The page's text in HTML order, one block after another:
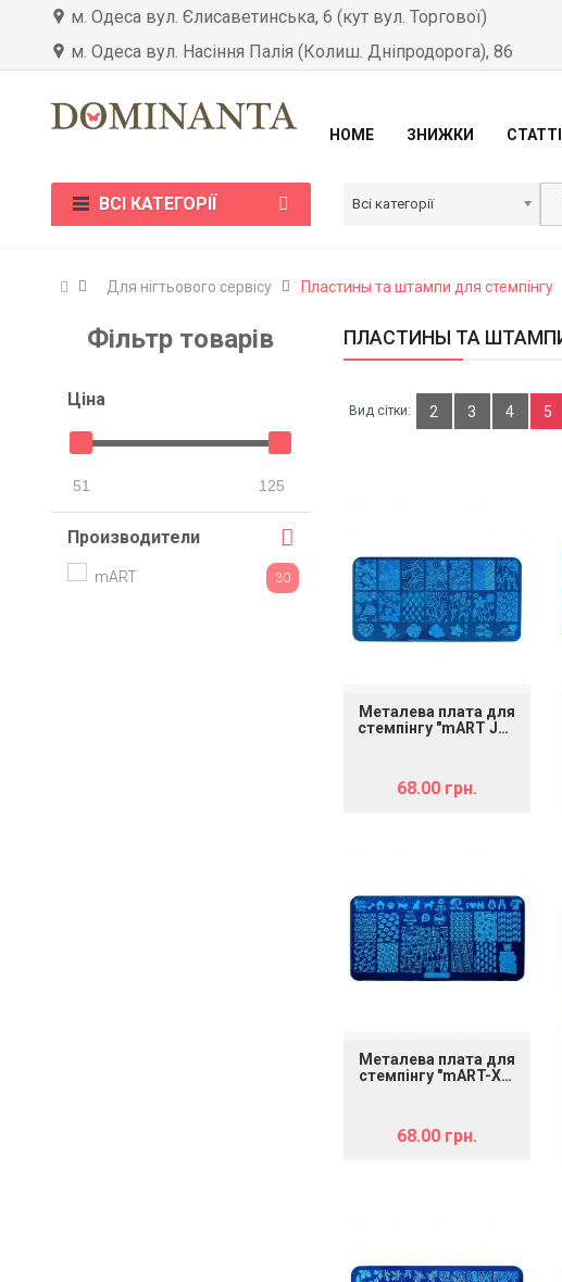
м. Одеса вул. Єлисаветинська, 6 (кут вул. Торгової)
м. Одеса вул. Насіння Палія (Колиш. Дніпродорога), 86
HOME ЗНИЖКИ
ВСІ КАТЕГОРІЇ Всі категорії
Для нігтьового сервісу Пластины та штампи для стемпінгу
Фільтр товарів
Цiна
51 125
Производители
mART 30
ПЛАСТИНЫ ТА
Вид сітки: 2 3 4 5
Металева плата для
стемпінгу "mART JQ-
68.00 грн.
Металева плата для
стемпінгу "mART-XY-
68.00 грн.